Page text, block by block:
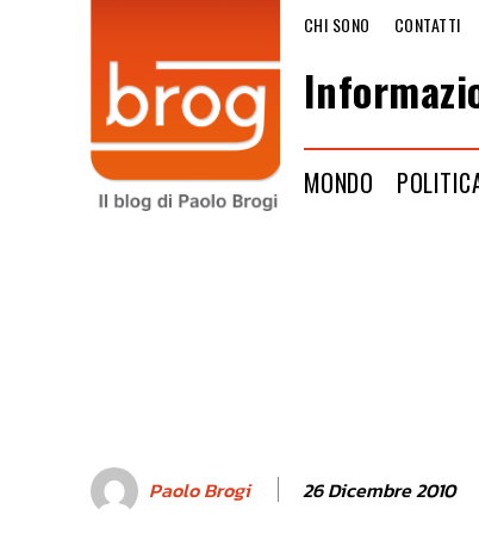
CHI SONO CONTATTI
MONDO
Paolo Brogi 26 Dicembre 2010